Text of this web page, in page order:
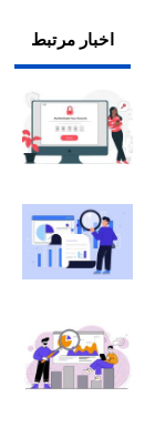
اخبار مرتبط